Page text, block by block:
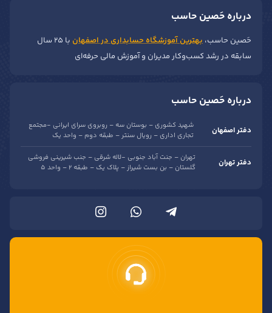
درباره حَصین حاسب
حَصین حاسب، بهترین آموزشگاه حسابداری در اصفهان
با ۲۵ سال
سابقه در رشد کسب‌وکار مدیران و آموزش مالی حرفه‌ای
درباره حَصین حاسب
دفتر اصفهان
شهید کشوری – بوستان سه – روبروی سرای ایرانی -مجتمع
تجاری اداری – رویال سنتر – طبقه دوم – واحد یک
دفتر تهران
تهران – جنت آباد جنوبی -لاله شرقی – جنب شیرینی فروشی
گلستان – بن بست شیراز – پلاک یک – طبقه 2 – واحد 5